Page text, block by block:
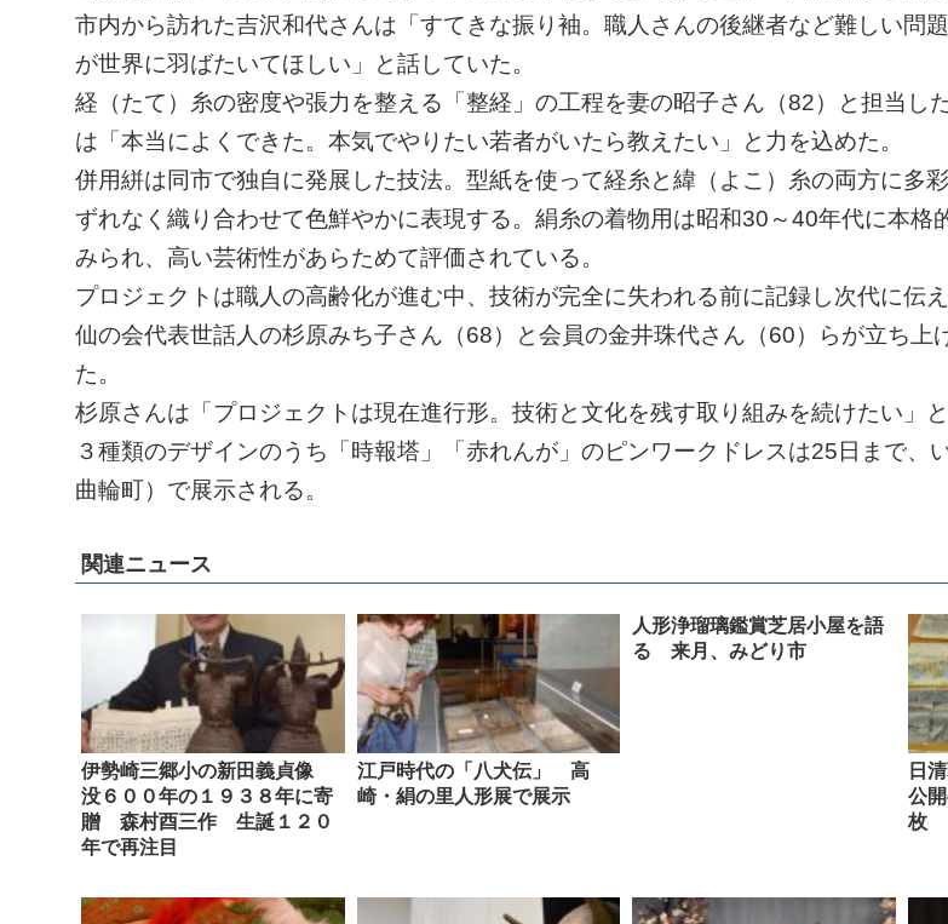
市内から訪れた吉沢和代さんは「すてきな振り袖。職人さんの後継者など難しい問
が世界に羽ばたいてほしい」と話していた。
経（たて）糸の密度や張力を整える「整経」の工程を妻の昭子さん（82）と担当し
は「本当によくできた。本気でやりたい若者がいたら教えたい」と力を込めた。
併用絣は同市で独自に発展した技法。型紙を使って経糸と緯（よこ）糸の両方に多彩
ずれなく織り合わせて色鮮やかに表現する。絹糸の着物用は昭和30～40年代に本格
みられ、高い芸術性があらためて評価されている。
プロジェクトは職人の高齢化が進む中、技術が完全に失われる前に記録し次代に伝
仙の会代表世話人の杉原みち子さん（68）と会員の金井珠代さん（60）らが立ち上
た。
杉原さんは「プロジェクトは現在進行形。技術と文化を残す取り組みを続けたい」と
３種類のデザインのうち「時報塔」「赤れんが」のピンワークドレスは25日まで、
曲輪町）で展示される。
関連ニュース
伊勢崎三郷小の新田義貞像
没６００年の１９３８年に寄
贈 森村酉三作 生誕１２０
年で再注目
江戸時代の「八犬伝」 高
崎・絹の里人形展で展示
人形浄瑠璃鑑賞芝居小屋を語
る 来月、みどり市
日
公
枚